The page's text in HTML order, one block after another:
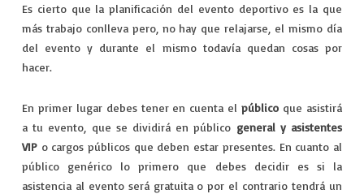
Es cierto que la planificación del evento deportivo es la que
más trabajo conlleva pero, no hay que relajarse, el mismo día
del evento y durante el mismo todavía quedan cosas por
hacer.
En primer lugar debes tener en cuenta elpúblico que asistirá
a tu evento, que se dividirá en público general y asistentes
VIPo cargos públicos que deben estar presentes. En cuanto al
público genérico lo primero que debes decidir es si la
asistencia al evento será gratuita o por el contrario tendrá un